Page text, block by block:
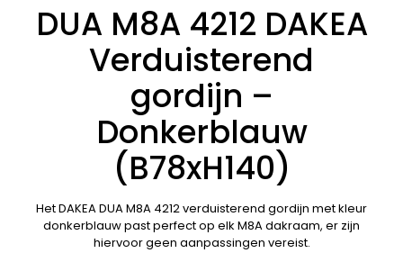
DUA M8A 4212 DAKEA
Verduisterend
gordijn –
Donkerblauw
(B78xH140)
Het DAKEA DUA M8A 4212 verduisterend gordijn met kleur
donkerblauw past perfect op elk M8A dakraam, er zijn
hiervoor geen aanpassingen vereist.